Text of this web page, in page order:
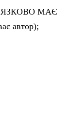
МАЄ
автор);